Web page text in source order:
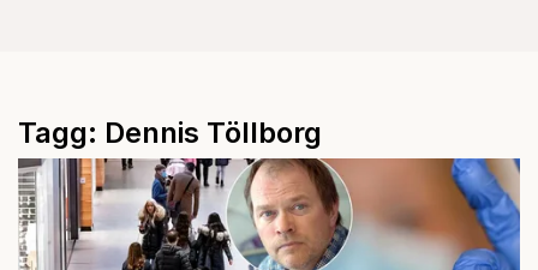
Tagg: Dennis Töllborg